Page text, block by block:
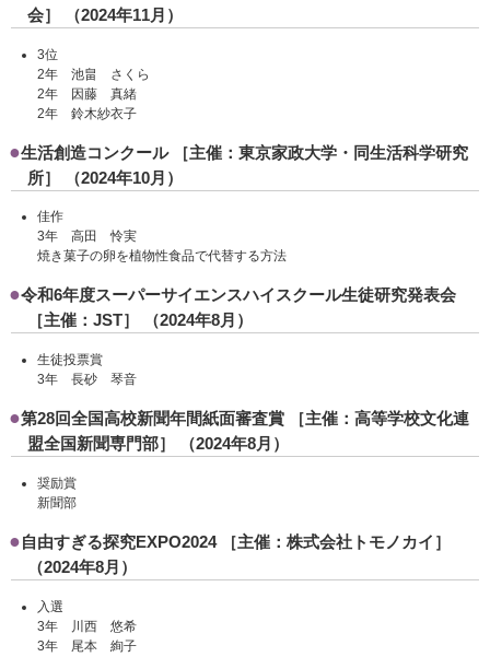
会］ （2024年11月）
3位
2年 池畠 さくら
2年 因藤 真緒
2年 鈴木紗衣子
生活創造コンクール ［主催：東京家政大学・同生活科学研究
所］ （2024年10月）
佳作
3年 高田 怜実
焼き菓子の卵を植物性食品で代替する方法
令和6年度スーパーサイエンスハイスクール生徒研究発表会
［主催：JST］ （2024年8月）
生徒投票賞
3年 長砂 琴音
第28回全国高校新聞年間紙面審査賞 ［主催：高等学校文化連
盟全国新聞専門部］ （2024年8月）
奨励賞
新聞部
自由すぎる探究EXPO2024 ［主催：株式会社トモノカイ］
（2024年8月）
入選
3年 川西 悠希
3年 尾本 絢子